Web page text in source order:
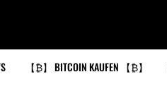
【₿】 BITCOIN KAUFEN 【₿】